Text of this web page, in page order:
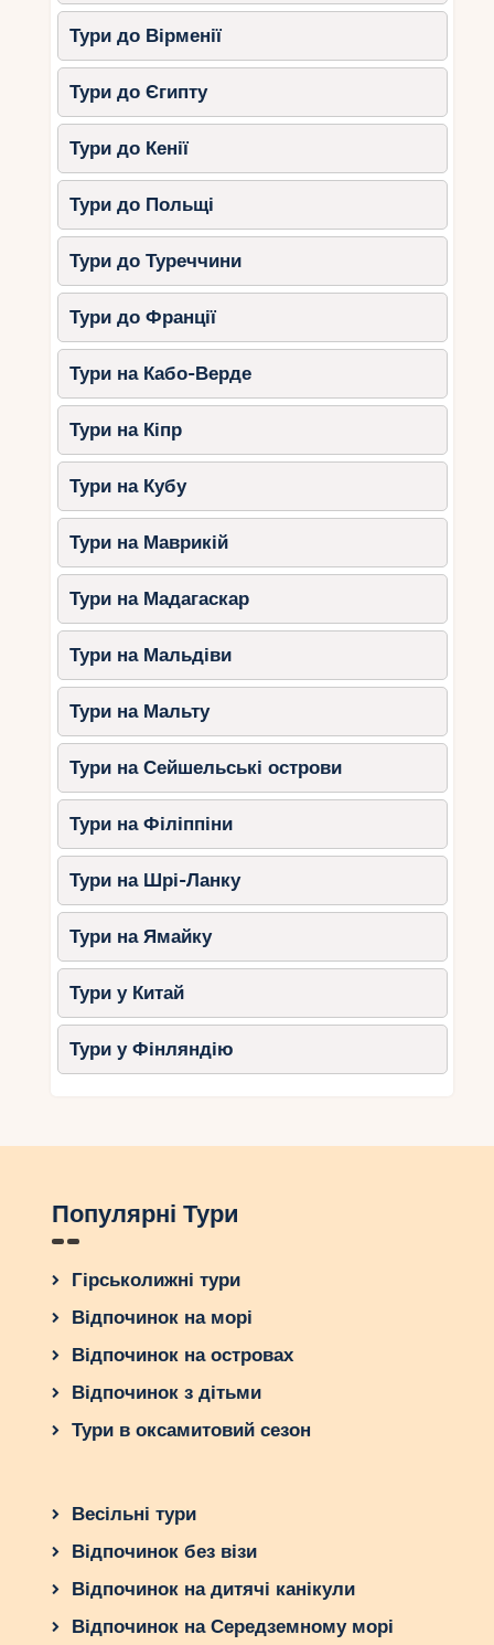
Тури до Вірменії
Тури до Єгипту
Тури до Кенії
Тури до Польщі
Тури до Туреччини
Тури до Франції
Тури на Кабо-Верде
Тури на Кіпр
Тури на Кубу
Тури на Маврикій
Тури на Мадагаскар
Тури на Мальдіви
Тури на Мальту
Тури на Сейшельські острови
Тури на Філіппіни
Тури на Шрі-Ланку
Тури на Ямайку
Тури у Китай
Тури у Фінляндію
Популярні Тури
Гірськолижні тури
Відпочинок на морі
Відпочинок на островах
Відпочинок з дітьми
Тури в оксамитовий сезон
Весільні тури
Відпочинок без візи
Відпочинок на дитячі канікули
Відпочинок на Середземному морі